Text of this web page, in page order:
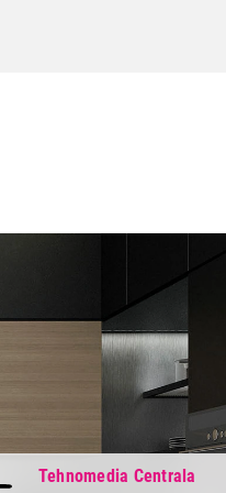
Tehnomedia Centrala